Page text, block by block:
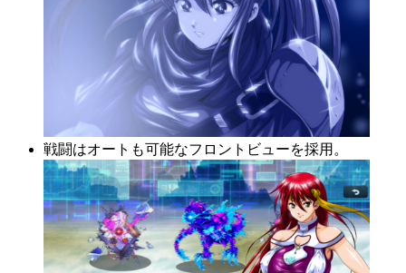
戦闘はオートも可能なフロントビューを採用。